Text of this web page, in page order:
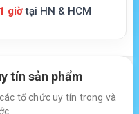
1 giờtại HN & HCM
tín sản phẩm
tổ chức uy tín trong và